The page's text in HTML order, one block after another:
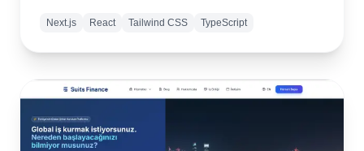
Next.js React Tailwind CSS TypeScript
сайт